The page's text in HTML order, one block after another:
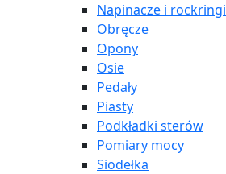
Napinacze i rockringi
Obręcze
Opony
Osie
Pedały
Piasty
Podkładki sterów
Pomiary mocy
Siodełka